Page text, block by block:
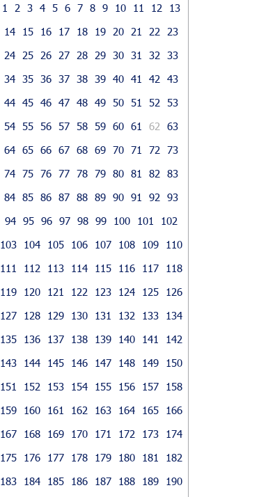
1 2 3 4 5 6 7 8 9 10 11 12
13
14
15 16 17 18 19 20 21 22
23
24
25 26 27 28 29 30 31 32
33
34 35 36 37 38 39 40 41 42
43
44 45 46 47 48 49 50 51 52
53
54 55 56 57 58 59 60 61 62
63
64 65 66 67 68 69 70 71 72
73
74 75 76 77 78 79 80 81 82
83
84 85 86 87 88 89 90 91 92
93
94 95 96 97 98 99 100 101
102
103
104 105 106 107 108 109
110
111
112 113 114 115 116 117
118
119
120 121 122 123 124 125
126
127
128 129 130 131 132 133
134
135
136 137 138 139 140 141
142
143
144 145 146 147 148 149
150
151
152 153 154 155 156 157
158
159
160 161 162 163 164 165
166
167
168 169 170 171 172 173
174
175
176 177 178 179 180 181
182
183
184 185 186 187 188 189
190